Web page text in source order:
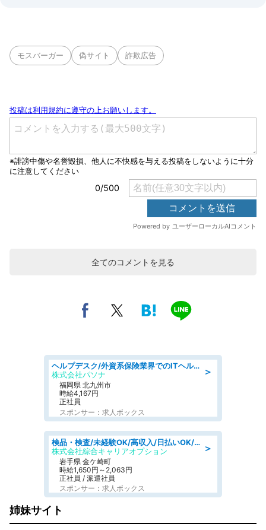
モスバーガー 偽サイト 詐欺広告
全てのコメントを見る
＞
ヘルプデスク/外資系保険業界でのITヘルプデスク業務/駅近/即日勤務可/ヘルプデスク
株式会社パソナ
福岡県 北九州市
時給4,167円
正社員
スポンサー：求人ボックス
＞
検品・検査/未経験OK/高収入/日払いOK/交替制/20・30・40代活躍中
株式会社綜合キャリアオプション
岩手県 金ケ崎町
時給1,650円～2,063円
正社員 / 派遣社員
スポンサー：求人ボックス
姉妹サイト